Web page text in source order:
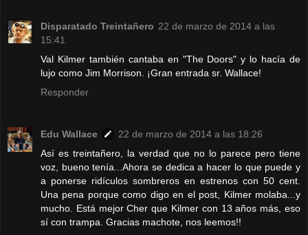
Disparatado Treintañero 22 de marzo de 2014 a las
15:41
Val Kilmer también cantaba en "The Doors" y lo hacía de
lujo como Jim Morrison. ¡Gran entrada sr. Wallace!
Responder
Edu Wallace
22 de marzo de 2014 a las 18:26
Así es treintañero, la verdad que no lo parece pero tiene
voz, bueno tenía...Ahora se dedica a hacer lo que puede y
a ponerse ridículos sombreros en estrenos con 50 cent.
Una pena porque como digo en el post, Kilmer molaba...y
mucho. Está mejor Cher que Kilmer con 13 años más, eso
sí con trampa. Gracias machote, nos leemos!!